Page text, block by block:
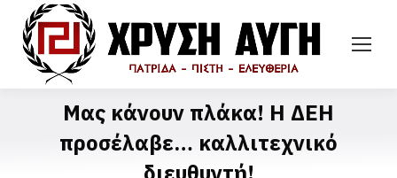
Μας κάνουν πλάκα! Η ΔΕΗ
προσέλαβε… καλλιτεχνικό